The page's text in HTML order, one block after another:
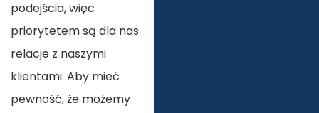
podejścia, więc
priorytetem są dla nas
relacje z naszymi
klientami. Aby mieć
pewność, że możemy